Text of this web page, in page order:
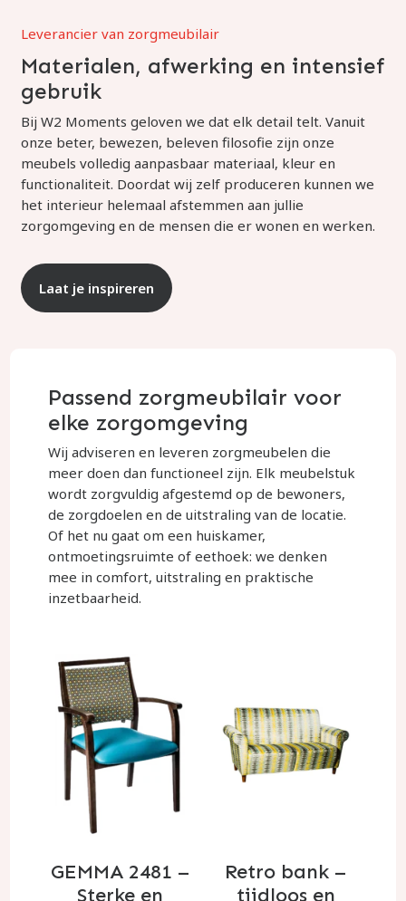
Leverancier van zorgmeubilair
Materialen, afwerking en intensief
gebruik
Bij W2 Moments geloven we dat elk detail telt. Vanuit
onze beter, bewezen, beleven filosofie zijn onze
meubels volledig aanpasbaar materiaal, kleur en
functionaliteit. Doordat wij zelf produceren kunnen we
het interieur helemaal afstemmen aan jullie
zorgomgeving en de mensen die er wonen en werken.
Laat je inspireren
Passend zorgmeubilair voor
elke zorgomgeving
Wij adviseren en leveren zorgmeubelen die
meer doen dan functioneel zijn. Elk meubelstuk
wordt zorgvuldig afgestemd op de bewoners,
de zorgdoelen en de uitstraling van de locatie.
Of het nu gaat om een huiskamer,
ontmoetingsruimte of eethoek: we denken
mee in comfort, uitstraling en praktische
inzetbaarheid.
GEMMA 2481 –
Sterke en
Retro bank –
tijdloos en